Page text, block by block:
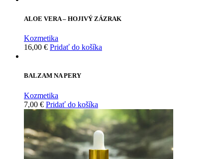
ALOE VERA – HOJIVÝ ZÁZRAK
Kozmetika
16,00 € Pridať do košíka
BALZAM NA PERY
Kozmetika
7,00 € Pridať do košíka